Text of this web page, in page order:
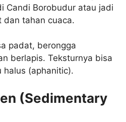
Candi Borobudur atau jadi
dan tahan cuaca.
padat, berongga
berlapis. Teksturnya bisa
halus (aphanitic).
(Sedimentary